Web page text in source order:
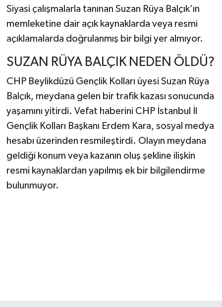
Siyasi çalışmalarla tanınan Suzan Rüya Balçık’ın
memleketine dair açık kaynaklarda veya resmi
açıklamalarda doğrulanmış bir bilgi yer almıyor.
SUZAN RÜYA BALÇIK NEDEN ÖLDÜ?
CHP Beylikdüzü Gençlik Kolları üyesi Suzan Rüya
Balçık, meydana gelen bir trafik kazası sonucunda
yaşamını yitirdi. Vefat haberini CHP İstanbul İl
Gençlik Kolları Başkanı Erdem Kara, sosyal medya
hesabı üzerinden resmileştirdi. Olayın meydana
geldiği konum veya kazanın oluş şekline ilişkin
resmi kaynaklardan yapılmış ek bir bilgilendirme
bulunmuyor.